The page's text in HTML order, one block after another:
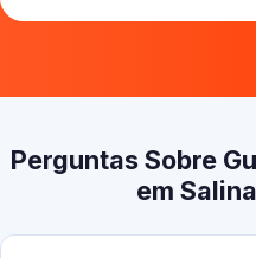
Perguntas Sobre
em